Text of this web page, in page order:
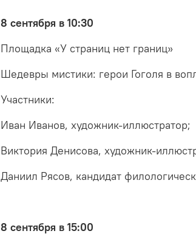
8 сентября в 10:30
Площадка «У страниц нет границ»
Шедевры мистики: герои Гоголя в
Участники:
Иван Иванов, художник-иллюстратор;
Виктория Денисова, художник-
Даниил Рясов, кандидат
8 сентября в 15:00